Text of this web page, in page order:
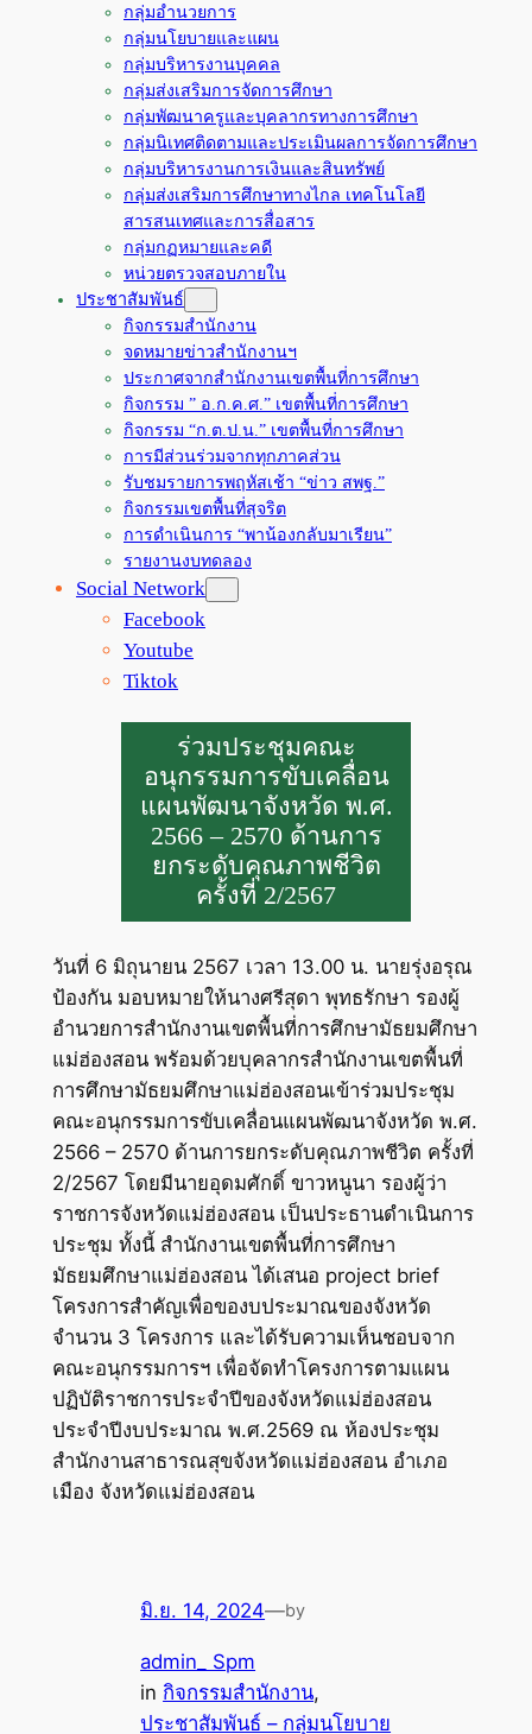
กลุ่มอำนวยการ
กลุ่มนโยบายและแผน
กลุ่มบริหารงานบุคคล
กลุ่มส่งเสริมการจัดการศึกษา
กลุ่มพัฒนาครูและบุคลากรทางการศึกษา
กลุ่มนิเทศติดตามและประเมินผลการจัดการศึกษา
กลุ่มบริหารงานการเงินและสินทรัพย์
กลุ่มส่งเสริมการศึกษาทางไกล เทคโนโลยี
สารสนเทศและการสื่อสาร
กลุ่มกฏหมายและคดี
หน่วยตรวจสอบภายใน
ประชาสัมพันธ์
กิจกรรมสำนักงาน
จดหมายข่าวสำนักงานฯ
ประกาศจากสำนักงานเขตพื้นที่การศึกษา
กิจกรรม ” อ.ก.ค.ศ.” เขตพื้นที่การศึกษา
กิจกรรม “ก.ต.ป.น.” เขตพื้นที่การศึกษา
การมีส่วนร่วมจากทุกภาคส่วน
รับชมรายการพฤหัสเช้า “ข่าว สพฐ.”
กิจกรรมเขตพื้นที่สุจริต
การดำเนินการ “พาน้องกลับมาเรียน”
รายงานงบทดลอง
Social Network
Facebook
Youtube
Tiktok
ร่วมประชุมคณะ
อนุกรรมการขับเคลื่อน
แผนพัฒนาจังหวัด พ.ศ.
2566 – 2570 ด้านการ
ยกระดับคุณภาพชีวิต
ครั้งที่ 2/2567
วันที่ 6 มิถุนายน 2567 เวลา 13.00 น. นายรุ่งอรุณ
ป้องกัน มอบหมายให้นางศรีสุดา พุทธรักษา รองผู้
อำนวยการสำนักงานเขตพื้นที่การศึกษามัธยมศึกษา
แม่ฮ่องสอน พรัอมด้วยบุคลากรสำนักงานเขตพื้นที่
การศึกษามัธยมศึกษาแม่ฮ่องสอนเข้าร่วมประชุม
คณะอนุกรรมการขับเคลื่อนแผนพัฒนาจังหวัด พ.ศ.
2566 – 2570 ด้านการยกระดับคุณภาพชีวิต ครั้งที่
2/2567 โดยมีนายอุดมศักดิ์ ขาวหนูนา รองผู้ว่า
ราชการจังหวัดแม่ฮ่องสอน เป็นประธานดำเนินการ
ประชุม ทั้งนี้ สำนักงานเขตพื้นที่การศึกษา
มัธยมศึกษาแม่ฮ่องสอน ได้เสนอ project brief
โครงการสำคัญเพื่อของบประมาณของจังหวัด
จำนวน 3 โครงการ และได้รับความเห็นชอบจาก
คณะอนุกรรมการฯ เพื่อจัดทำโครงการตามแผน
ปฏิบัติราชการประจำปีของจังหวัดแม่ฮ่องสอน
ประจำปีงบประมาณ พ.ศ.2569 ณ ห้องประชุม
สำนักงานสาธารณสุขจังหวัดแม่ฮ่องสอน อำเภอ
เมือง จังหวัดแม่ฮ่องสอน
มิ.ย. 14, 2024—by
admin_ Spm
in กิจกรรมสำนักงาน
ประชาสัมพันธ์ – กลุ่มนโยบาย